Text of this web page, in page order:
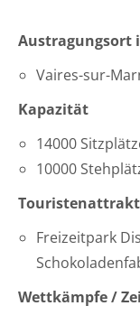
Austragungsort
Vaires-sur-
14000
10000
Freizeitpark